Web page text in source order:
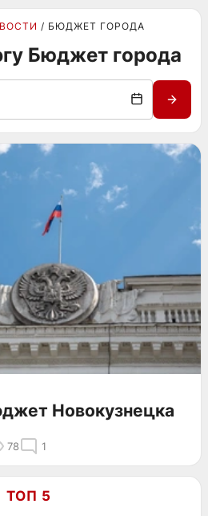
БЮДЖЕТ ГОРОДА
Бюджет города
Новокузнецка
78 1
ТОП 5